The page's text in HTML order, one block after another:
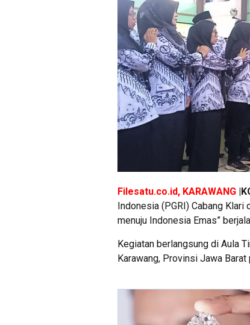
Filesatu.co.id, KARAWANG
Indonesia (PGRI) Cabang Klari
menuju Indonesia Emas”
Kegiatan berlangsung di Aula
Karawang, Provinsi Jawa